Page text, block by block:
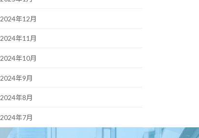
2024年12月
2024年11月
2024年10月
2024年9月
2024年8月
2024年7月